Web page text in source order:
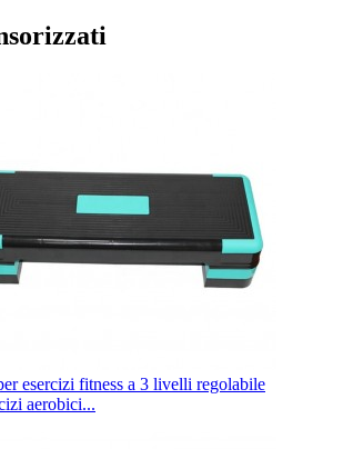
esercizi fitness a 3 livelli regolabile
aerobici...